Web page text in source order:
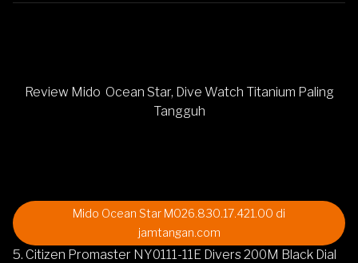
Review Mido Ocean Star, Dive Watch Titanium Paling
Tangguh
Mido Ocean Star M026.830.17.421.00 di
jamtangan.com
5. Citizen Promaster NY0111-11E Divers 200M Black Dial